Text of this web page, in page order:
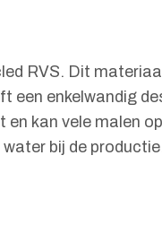
RVS. Dit
een enkelwandig
kan vele malen
bij de